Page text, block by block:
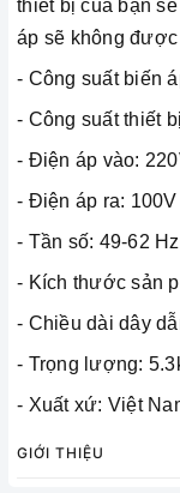
thiết bị của bạn
áp sẽ không
- Công suất biến
- Công suất thiết
- Điện áp vào:
- Điện áp ra:
- Tần số: 49-62 Hz
- Kích thước sản
- Chiều dài dây
- Trọng lượng:
- Xuất xứ: Việt
GIỚI THIỆU